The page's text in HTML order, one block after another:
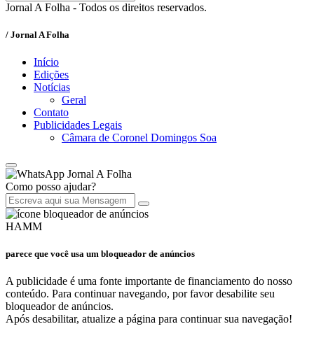
Jornal A Folha - Todos os direitos reservados.
/ Jornal A Folha
Início
Edições
Notícias
Geral
Contato
Publicidades Legais
Câmara de Coronel Domingos Soa
Jornal A Folha
Como posso ajudar?
HAMM
parece que você usa um bloqueador de anúncios
A publicidade é uma fonte importante de financiamento do nosso
conteúdo. Para continuar navegando, por favor desabilite seu
bloqueador de anúncios.
Após desabilitar, atualize a página para continuar sua navegação!